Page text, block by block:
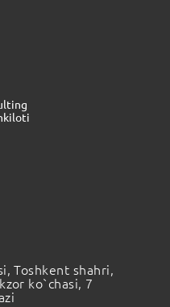
Toshkent shahri,
ko`chasi, 7